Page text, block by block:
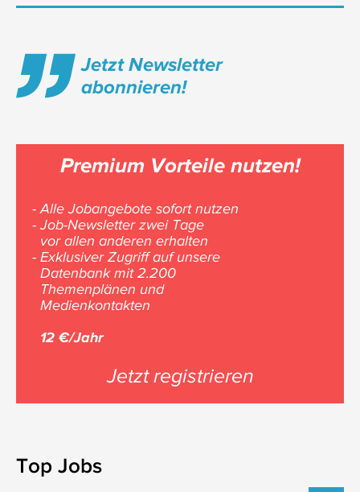
Jetzt Newsletter
abonnieren!
Premium Vorteile nutzen!
- Alle Jobangebote sofort nutzen
- Job-Newsletter zwei Tage
vor allen anderen erhalten
- Exklusiver Zugriff auf unsere
Datenbank mit 2.200
Themenplänen und
Medienkontakten
12 €/Jahr
Jetzt registrieren
Top Jobs